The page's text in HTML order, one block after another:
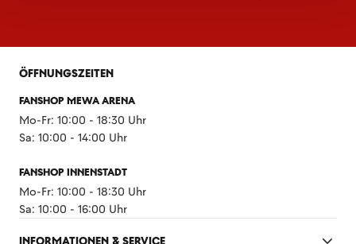
ÖFFNUNGSZEITEN
FANSHOP MEWA ARENA
Mo-Fr: 10:00 - 18:30 Uhr
Sa: 10:00 - 14:00 Uhr
FANSHOP INNENSTADT
Mo-Fr: 10:00 - 18:30 Uhr
Sa: 10:00 - 16:00 Uhr
INFORMATIONEN & SERVICE